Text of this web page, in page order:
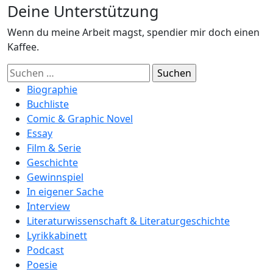
Deine Unterstützung
Wenn du meine Arbeit magst, spendier mir doch einen
Kaffee.
Suchen
nach:Biographie
Buchliste
Comic & Graphic Novel
Essay
Film & Serie
Geschichte
Gewinnspiel
In eigener Sache
Interview
Literaturwissenschaft & Literaturgeschichte
Lyrikkabinett
Podcast
Poesie